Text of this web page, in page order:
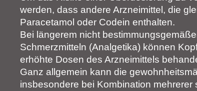
werden, dass andere Arzneimittel, die
Paracetamol oder Codein enthalten.
Bei längerem nicht
Schmerzmitteln (Analgetika) können
erhöhte Dosen des Arzneimittels
Ganz allgemein kann die
insbesondere bei Kombination